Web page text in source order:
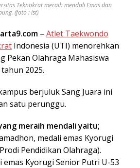
Teknokrat meraih mendali Emas dan
(foto : ist)
– Atlet Taekwondo
Indonesia (UTI) menorehkan
Pekan Olahraga Mahasiswa
2025.
berjuluk Sang Juara ini
satu perunggu.
meraih mendali yaitu;
medali emas Kyorugi
Pendidikan Olahraga).
emas Kyorugi Senior Putri U-53